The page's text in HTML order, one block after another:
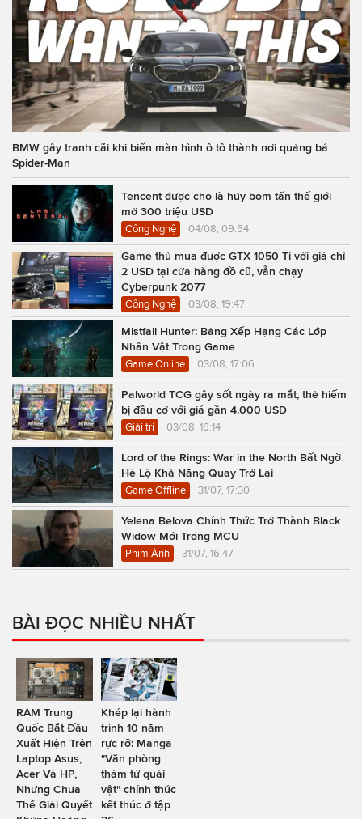
BMW gây tranh cãi khi biến màn hình ô tô thành nơi quảng bá
Spider-Man
Tencent được cho là hủy bom tấn thế giới
mở 300 triệu USD
Công Nghệ 04/08, 09:54
Game thủ mua được GTX 1050 Ti với giá chỉ
2 USD tại cửa hàng đồ cũ, vẫn chạy
Cyberpunk 2077
Công Nghệ 03/08, 19:47
Mistfall Hunter: Bảng Xếp Hạng Các Lớp
Nhân Vật Trong Game
Game Online 03/08, 17:06
Palworld TCG gây sốt ngày ra mắt, thẻ hiếm
bị đầu cơ với giá gần 4.000 USD
Giải trí 03/08, 16:14
Lord of the Rings: War in the North Bất Ngờ
Hé Lộ Khả Năng Quay Trở Lại
Game Offline 31/07, 17:30
Yelena Belova Chính Thức Trở Thành Black
Widow Mới Trong MCU
Phim Ảnh 31/07, 16:47
BÀI ĐỌC NHIỀU NHẤT
RAM Trung
Quốc Bắt Đầu
Xuất Hiện Trên
Laptop Asus,
Acer Và HP,
Nhưng Chưa
Thể Giải Quyết
Khép lại hành
trình 10 năm
rực rỡ: Manga
"Văn phòng
thám tử quái
vật" chính thức
kết thúc ở tập